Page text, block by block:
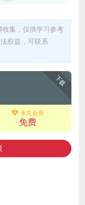
集，仅供学习参考
权益，可联系
下载
永久会员
免费